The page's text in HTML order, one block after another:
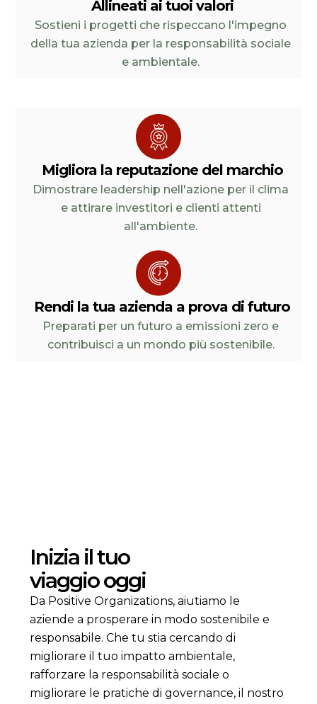
Allineati ai tuoi valori
Sostieni i progetti che rispeccano l'impegno
della tua azienda per la responsabilità sociale
e ambientale.
Migliora la reputazione del marchio
Dimostrare leadership nell'azione per il clima
e attirare investitori e clienti attenti
all'ambiente.
Rendi la tua azienda a prova di futuro
Preparati per un futuro a emissioni zero e
contribuisci a un mondo più sostenibile.
Inizia il tuo
viaggio oggi
Da Positive Organizations, aiutiamo le
aziende a prosperare in modo sostenibile e
responsabile. Che tu stia cercando di
migliorare il tuo impatto ambientale,
rafforzare la responsabilità sociale o
migliorare le pratiche di governance, il nostro